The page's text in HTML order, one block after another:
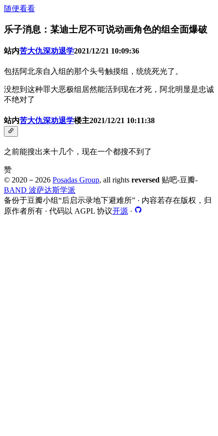
随便看看
乐子消息：某迪士尼不可说动画角色的组全面爆破
站内苦大仇深劝退学2021/12/21 10:09:36
包括阿北亲自入组的那个头号触摸组，统统死光了。
没想到这种罪大恶极组居然能活到现在才死，阿北明显是忠诚
不绝对了
站内苦大仇深劝退学楼主2021/12/21 10:11:38
之前能搜出来十几个，现在一个都搜不到了
赞
© 2020－ 2026 Posadas Group, all rights reversed 贴吧-豆瓣-
BAND 波萨达斯学派
备份于豆瓣小组“后启示录地下避难所” · 内容若存在版权，归
原作者所有 · 代码以 AGPL 协议开源 ·